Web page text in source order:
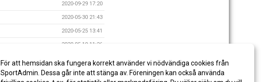
2020-09-29 17:20
2020-05-30 21:43
2020-05-25 13:41
2020-05-19 11:26
2020-05-02 10:58
För att hemsidan ska fungera korrekt använder vi nödvändiga cookies från
SportAdmin. Dessa går inte att stänga av. Föreningen kan också använda